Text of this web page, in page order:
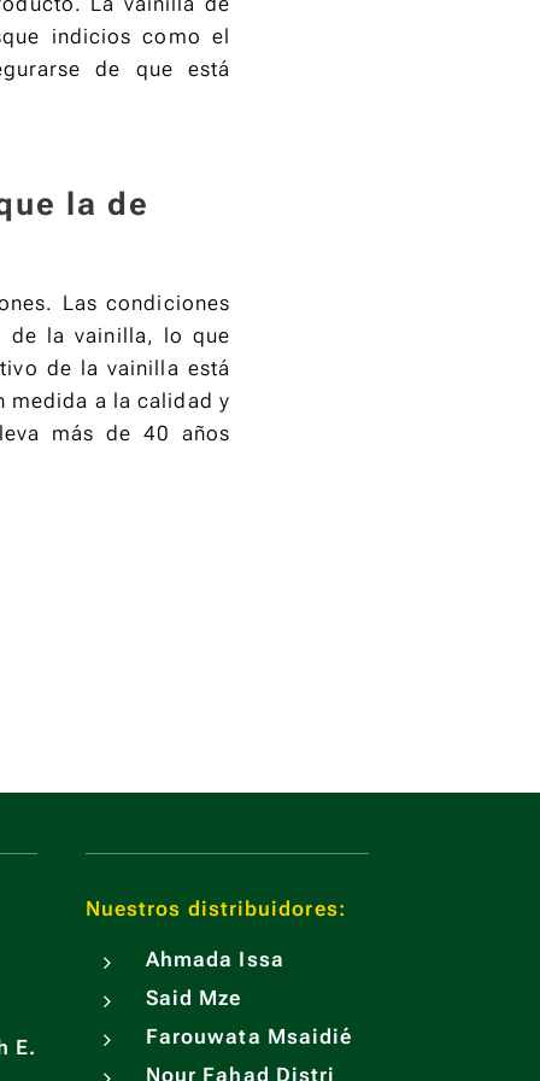
indicios como el
de que está
la de
Las condiciones
de la vainilla, lo que
de la vainilla está
medida a la calidad y
más de 40 años
E.
Nuestros distribuidores:
Ahmada Issa
Said Mze
Farouwata Msaidié
Nour Fahad Distri